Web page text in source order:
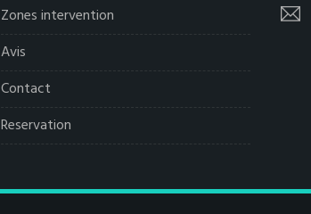
Zones intervention
Avis
Contact
Reservation